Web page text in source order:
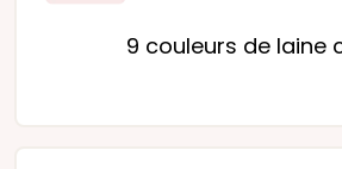
9 couleurs de laine